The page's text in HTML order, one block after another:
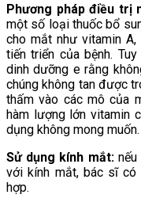
Phương pháp điều trị
một số loại thuốc bổ
cho mắt như vitamin A,
tiến triển của bệnh.
dinh dưỡng e rằng
chúng không tan được
thấm vào các mô của
hàm lượng lớn vitamin
dụng không mong muốn.
Sử dụng kính mắt:nếu
với kính mắt, bác sĩ
hợp.